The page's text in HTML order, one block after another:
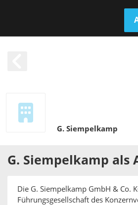
G. Siempelkamp
G. Siempelkamp als
Die G. Siempelkamp GmbH & Co.
Führungsgesellschaft des